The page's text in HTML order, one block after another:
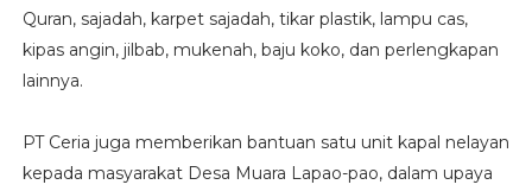
Quran, sajadah, karpet sajadah, tikar plastik, lampu cas,
kipas angin, jilbab, mukenah, baju koko, dan perlengkapan
lainnya.
PT Ceria juga memberikan bantuan satu unit kapal nelayan
kepada masyarakat Desa Muara Lapao-pao, dalam upaya